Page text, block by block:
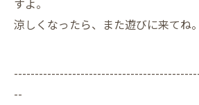
すよ。
涼しくなったら、また遊びに来てね。
--